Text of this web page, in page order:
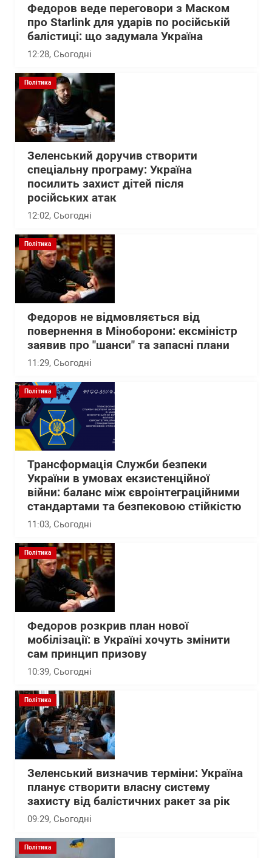
Федоров веде переговори з Маском
про Starlink для ударів по російській
балістиці: що задумала Україна
12:28, Сьогодні
Політика
Зеленський доручив створити
спеціальну програму: Україна
посилить захист дітей після
російських атак
12:02, Сьогодні
Політика
Федоров не відмовляється від
повернення в Міноборони: ексміністр
заявив про "шанси" та запасні плани
11:29, Сьогодні
Політика
Трансформація Служби безпеки
України в умовах екзистенційної
війни: баланс між євроінтеграційними
стандартами та безпековою стійкістю
11:03, Сьогодні
Політика
Федоров розкрив план нової
мобілізації: в Україні хочуть змінити
сам принцип призову
10:39, Сьогодні
Політика
Зеленський визначив терміни: Україна
планує створити власну систему
захисту від балістичних ракет за рік
09:29, Сьогодні
Політика